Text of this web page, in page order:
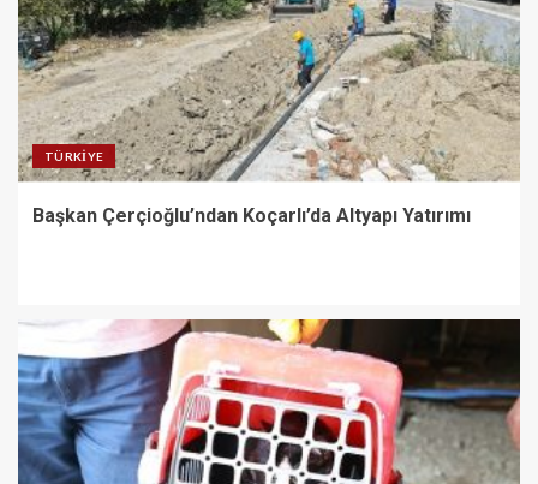
TÜRKIYE
Başkan Çerçioğlu’ndan Koçarlı’da Altyapı Yatırımı